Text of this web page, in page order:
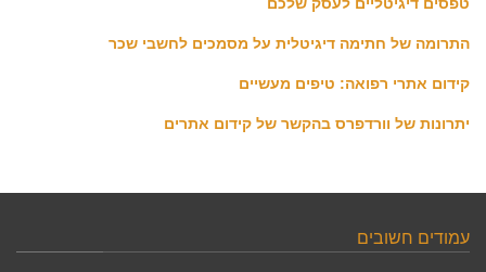
התרומה של חתימה דיגיטלית על מסמכים לחשבי שכר
קידום אתרי רפואה: טיפים מעשיים
יתרונות של וורדפרס בהקשר של קידום אתרים
עמודים חשובים